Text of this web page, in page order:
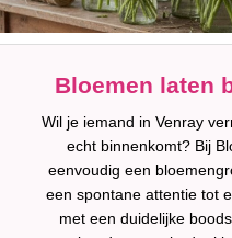
Bloemen laten
Wil je iemand in Venray
echt binnenkomt? Bij
eenvoudig een
een spontane attentie tot
met een duidelijke